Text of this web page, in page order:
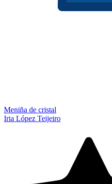
Meniña de cristal
Iria López Teijeiro